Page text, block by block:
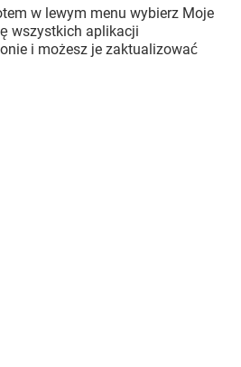
w lewym menu wybierz Moje
wszystkich aplikacji
i możesz je zaktualizować